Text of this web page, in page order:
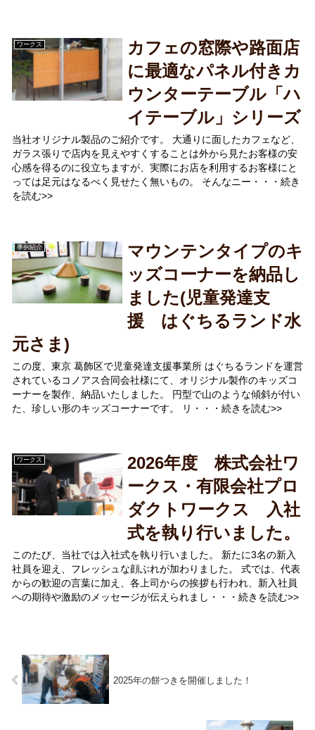
ワークス
カフェの窓際や路面店
に最適なパネル付きカ
ウンターテーブル「ハ
イテーブル」シリーズ
当社オリジナル製品のご紹介です。 大通りに面したカフェなど、
ガラス張りで店内を見えやすくすることは外から見たお客様の安
心感を得るのに役立ちますが、実際にお店を利用するお客様にと
っては足元はなるべく見せたく無いもの。 そんなニー・・・続き
を読む>>
事例紹介
マウンテンタイプのキ
ッズコーナーを納品し
ました(児童発達支
援 はぐちるランド水
元さま)
この度、東京 葛飾区で児童発達支援事業所 はぐちるランドを運営
されているコノアス合同会社様にて、オリジナル製作のキッズコ
ーナーを製作、納品いたしました。 円型で山のような傾斜が付い
た、珍しい形のキッズコーナーです。 リ・・・続きを読む>>
ワークス
2026年度 株式会社ワ
ークス・有限会社プロ
ダクトワークス 入社
式を執り行いました。
このたび、当社では入社式を執り行いました。 新たに3名の新入
社員を迎え、フレッシュな顔ぶれが加わりました。 式では、代表
からの歓迎の言葉に加え、各上司からの挨拶も行われ、新入社員
への期待や激励のメッセージが伝えられまし・・・続きを読む>>
2025年の餅つきを開催しました！